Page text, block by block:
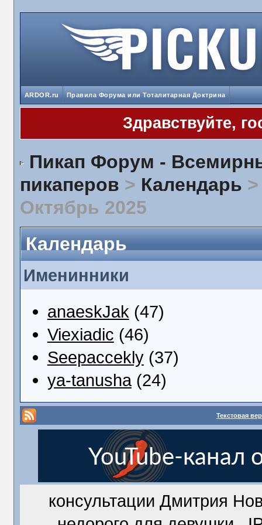
ARDOR.ru Правила Форума или Тоталитарная Доктрина
Здравствуйте,
Пикап Форум -
пикаперов > Календарь
Октябрь 2025
Календарь
Именинники
anaeskJak (47)
Viexiadic (46)
Seepaccekly(37)
ya-tanusha(24)
Текстовая
консультации Дмитрия